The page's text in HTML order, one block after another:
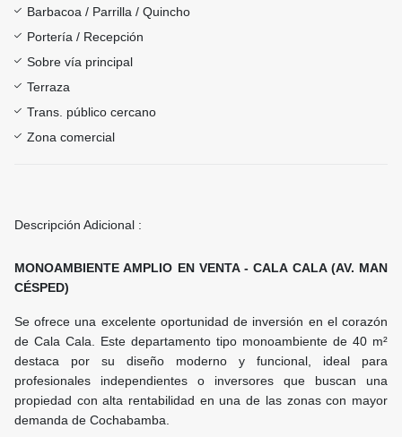
Barbacoa / Parrilla / Quincho
Portería / Recepción
Sobre vía principal
Terraza
Trans. público cercano
Zona comercial
Descripción Adicional :
MONOAMBIENTE AMPLIO EN VENTA - CALA CALA (AV. MAN
CÉSPED)
Se ofrece una excelente oportunidad de inversión en el corazón
de Cala Cala. Este departamento tipo monoambiente de 40 m²
destaca por su diseño moderno y funcional, ideal para
profesionales independientes o inversores que buscan una
propiedad con alta rentabilidad en una de las zonas con mayor
demanda de Cochabamba.